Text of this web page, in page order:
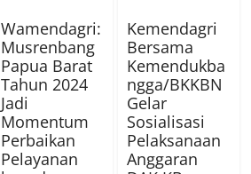
Wamendagri:
Musrenbang
Papua Barat
Tahun 2024
Jadi
Momentum
Perbaikan
Pelayanan
Kemendagri
Bersama
Kemendukba
ngga/BKKBN
Gelar
Sosialisasi
Pelaksanaan
Anggaran